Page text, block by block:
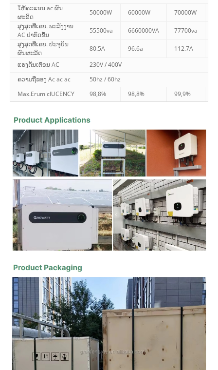
ໃຫ້ຄະແນນ ac ຜົນ
ຜະລິດ
50000W 60000W 70000W
ສູງສຸດທີ່ເຄຍ. ພະລັງງານ
AC ປາກົດຂື້ນ
55500va 6660000VA 77700va
ສູງສຸດທີ່ເຄຍ. ປະຈຸບັນ
ຜົນຜະລິດ
80.5A 96.6a 112.7A
ແຮງດັນເຕືອນ AC
230V / 400V
ຄວາມຖີ່ຂອງ Ac ac ac
50hz / 60hz
Max.ErumicIUCENCY
98,8% 98,8% 99,9%